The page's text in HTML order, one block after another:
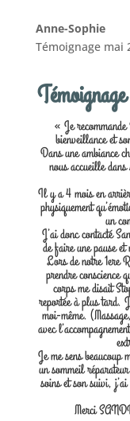
Anne-Sophie
Témoignage mai
Témoignage
« Je
bienveillance et
Dans une ambiance
nous accueille
Il y a 4 mois en
physiquement
un
J’ai donc contacté
de faire une pause
Lors de notre 1ere
prendre conscience
corps me disait
reportée à plus tard.
moi-même.
avec
Je me sens beaucoup
un sommeil
soins et son suivi,
Merci